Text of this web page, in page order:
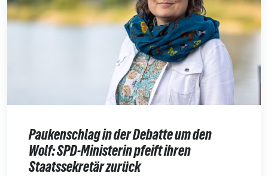
Paukenschlag in der Debatte um den
Wolf: SPD-Ministerin pfeift ihren
Staatssekretär zurück